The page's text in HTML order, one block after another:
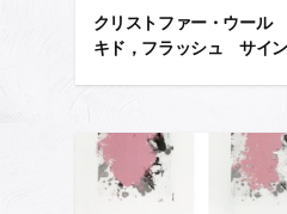
クリストファー・ウール
キド，フラッシュ サイ